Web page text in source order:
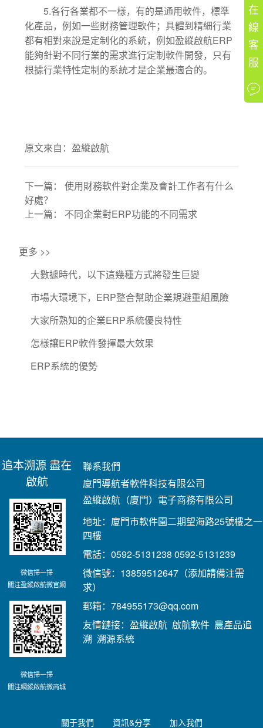
5.各行各業都不一樣，有的是通用軟件，標準
化產品，例如一些財務管理軟件；具體到精細行業
都有相對來說是定制化的系統，例如盈縱啟航ERP
能夠針對不同行業的需求進行定制軟件開發，只有
根據行業特性定制的系統才是企業最適合的。
原文來自：盈縱啟航
下一篇：使用財務軟件對企業及會計工作者有什么
好處？
上一篇： 不同企業對ERP功能的不同需求
更多 >>
大數據時代，以下這幾種方式將發生巨變
市場大環境下，ERP整合幫助企業規避重組風險
大家所熟知的企業ERP系統優良特性
怎樣讓ERP軟件發揮最大效果
ERP系統的優勢
追本溯源 盡在
啟航
微信掃一掃
關注盈縱啟航微官網
微信掃一掃
關注網縱啟航微商城
聯系我們
廈門導航者軟件科技有限公司
盈縱啟航（廈門）電子商務有限公司
地址：廈門市軟件園二期望海路25號樓之一
四樓
電話：0592-5131238 0592-5131239
微信號：13859512647（添加請備注需
求）
郵箱：784955173@qq.com
友情鏈接：盈縱啟航 啟航軟件 農產品追
溯 溯源系統
關于我們 資訊&分享 加入我們
在
線
客
服